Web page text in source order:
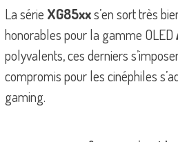
La série XG85xxs’en sort très
honorables pour la gamme OLED
polyvalents, ces derniers
compromis pour les cinéphiles
gaming.